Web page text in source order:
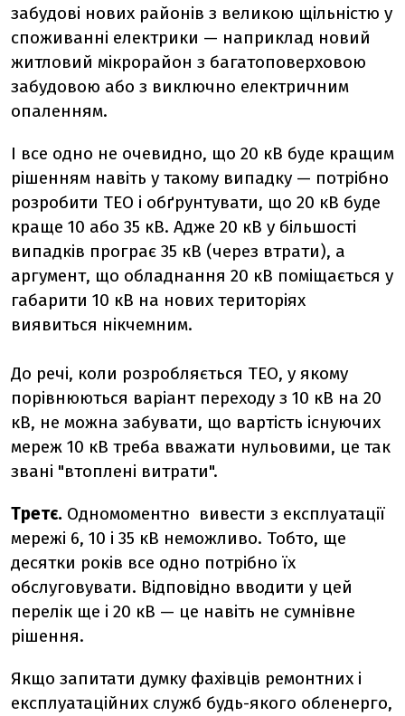
забудові нових районів з великою щільністю у
споживанні електрики — наприклад новий
житловий мікрорайон з багатоповерховою
забудовою або з виключно електричним
опаленням.
І все одно не очевидно, що 20 кВ буде кращим
рішенням навіть у такому випадку — потрібно
розробити ТЕО і обґрунтувати, що 20 кВ буде
краще 10 або 35 кВ. Адже 20 кВ у більшості
випадків програє 35 кВ (через втрати), а
аргумент, що обладнання 20 кВ поміщається у
габарити 10 кВ на нових територіях
виявиться нікчемним.
До речі, коли розробляється ТЕО, у якому
порівнюються варіант переходу з 10 кВ на 20
кВ, не можна забувати, що вартість існуючих
мереж 10 кВ треба вважати нульовими, це так
звані "втоплені витрати".
Третє. Одномоментно вивести з експлуатації
мережі 6, 10 і 35 кВ неможливо. Тобто, ще
десятки років все одно потрібно їх
обслуговувати. Відповідно вводити у цей
перелік ще і 20 кВ — це навіть не сумнівне
рішення.
Якщо запитати думку фахівців ремонтних і
експлуатаційних служб будь-якого обленерго,